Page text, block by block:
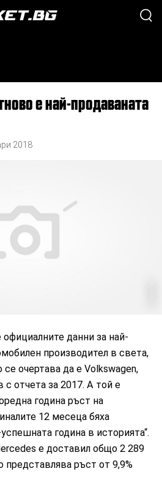
2018
официалните данни за най-
производител в света,
се очертава да е Volkswagen,
с отчета за 2017. А той е
година ръст на
12 месеца бяха
година в историята“.
е доставил общо 2 289
представлява ръст от 9,9%